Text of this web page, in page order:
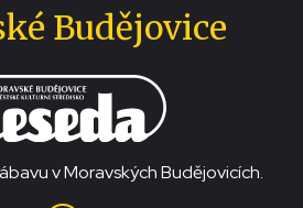
Budějovice
v Moravských Budějovicích.